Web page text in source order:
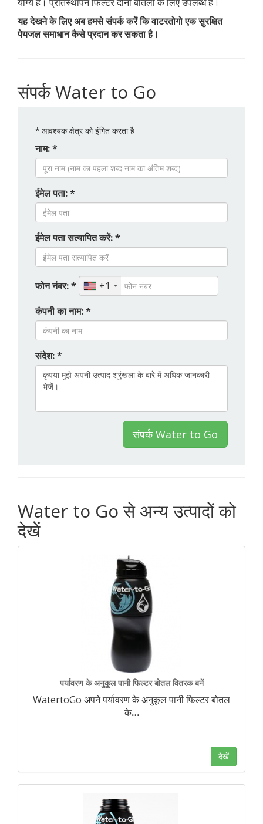
यह देखने के लिए अब हमसे संपर्क करें कि वाटरतोगो एक सुरक्षित
पेयजल समाधान कैसे प्रदान कर सकता है।
संपर्क Water to Go
* आवश्यक क्षेत्र को इंगित करता है
नाम: *
ईमेल पता: *
ईमेल पता सत्यापित करें: *
फोन नंबर: *
+1
कंपनी का नाम: *
संदेश: *
संपर्क Water to Go
Water to Go से अन्य उत्पादों को
देखें
पर्यावरण के अनुकूल पानी फिल्टर बोतल वितरक बनें
WatertoGo अपने पर्यावरण के अनुकूल पानी फिल्टर बोतल
के…
देखें